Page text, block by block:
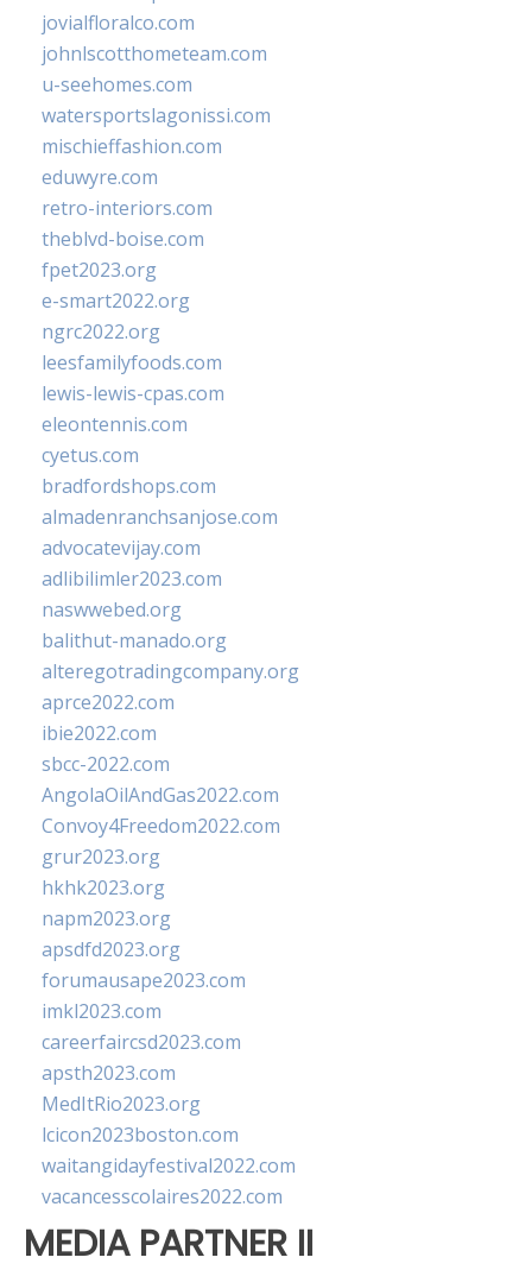
jovialfloralco.com
johnlscotthometeam.com
u-seehomes.com
watersportslagonissi.com
mischieffashion.com
eduwyre.com
retro-interiors.com
theblvd-boise.com
fpet2023.org
e-smart2022.org
ngrc2022.org
leesfamilyfoods.com
lewis-lewis-cpas.com
eleontennis.com
cyetus.com
bradfordshops.com
almadenranchsanjose.com
advocatevijay.com
adlibilimler2023.com
naswwebed.org
balithut-manado.org
alteregotradingcompany.org
aprce2022.com
ibie2022.com
sbcc-2022.com
AngolaOilAndGas2022.com
Convoy4Freedom2022.com
grur2023.org
hkhk2023.org
napm2023.org
apsdfd2023.org
forumausape2023.com
imkl2023.com
careerfaircsd2023.com
apsth2023.com
MedItRio2023.org
lcicon2023boston.com
waitangidayfestival2022.com
vacancesscolaires2022.com
MEDIA PARTNER II